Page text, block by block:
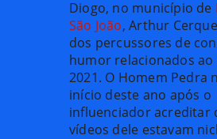
Diogo, no município de
São João, Arthur
dos percussores de
humor relacionados ao
2021. O Homem Pedra
início deste ano após o
influenciador acreditar
vídeos dele estavam